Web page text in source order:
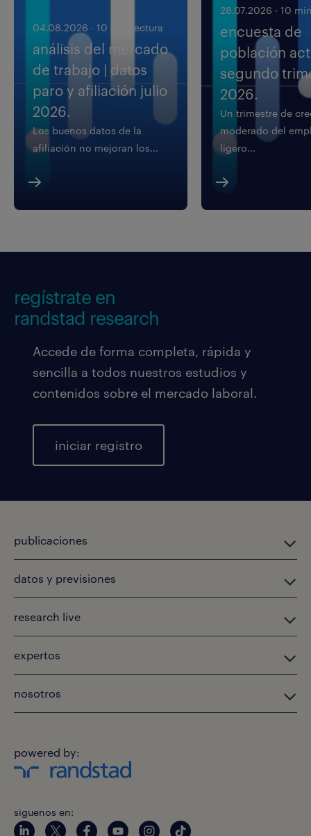
04.08.2026 · 10 min lectura
análisis del mercado
de trabajo | datos
paro y afiliación julio
2026.
Los buenos datos de la
afiliación no mejoran los...
28.07.2026 · 10
encuesta de
población
segundo
2026.
Un trimestre de
moderado del
ligero...
regístrate en
randstad research
Accede de forma completa, rápida y
sencilla a todos nuestros estudios y
contenidos sobre el mercado laboral.
iniciar registro
publicaciones
datos y previsiones
research live
expertos
nosotros
powered by:
siguenos en: